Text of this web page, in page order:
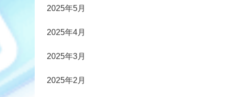
2025年5月
2025年4月
2025年3月
2025年2月